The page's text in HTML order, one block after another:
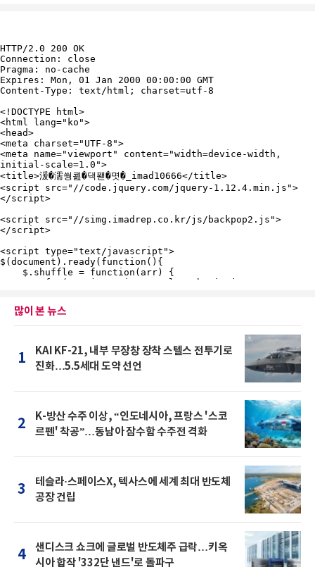
많이 본 뉴스
1
KAI KF-21, 내부 무장창 장착 스텔스 전투기로
진화…5.5세대 도약 선언
2
K-방산 수주 이상, “인도네시아, 프랑스 '스코
르펜' 착공”…동남아 잠수함 수주전 격화
3
테슬라·스페이스X, 텍사스에 세계 최대 반도체
공장 건립
4
샌디스크 쇼크에 글로벌 반도체주 급락…키옥
시아 합작 '332단 낸드'로 돌파구